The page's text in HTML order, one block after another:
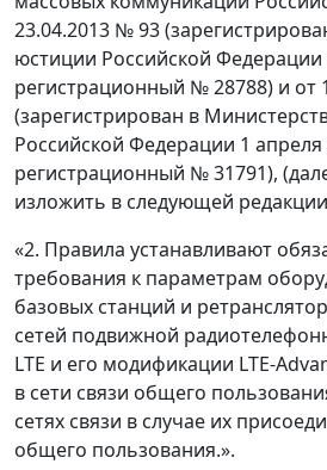
23.04.2013 № 93
юстиции Российской Федерации
регистрационный № 28788) и от
(зарегистрирован в
Российской Федерации 1 апреля
регистрационный № 31791),
изложить в следующей
«2. Правила устанавливают
требования к параметрам
базовых станций и
сетей подвижной
LTE и его модификации LTE-
в сети связи общего
сетях связи в случае их
общего пользования.».